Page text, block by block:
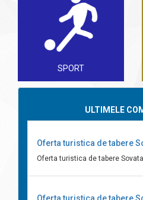
SPORT
ULTIMELE
Oferta turistica de tabere
Oferta turistica de tabere